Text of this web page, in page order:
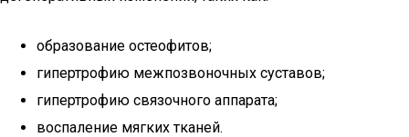
образование остеофитов;
гипертрофию межпозвоночных суставов;
гипертрофию связочного аппарата;
воспаление мягких тканей.